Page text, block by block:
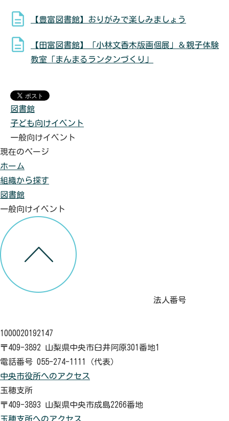
【豊富図書館】おりがみで楽しみましょう
【田富図書館】「小林文香木版画個展」＆親子体験
教室「まんまるランタンづくり」
図書館
子ども向けイベント
一般向けイベント
現在のページ
ホーム
組織から探す
図書館
一般向けイベント
法人番号
1000020192147
〒409-3892 山梨県中央市臼井阿原301番地1
電話番号 055-274-1111（代表）
中央市役所へのアクセス
玉穂支所
〒409-3893 山梨県中央市成島2266番地
玉穂支所へのアクセス